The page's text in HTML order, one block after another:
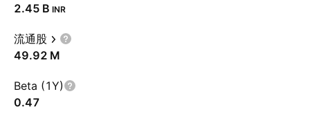
‪2.45 B‬ INR
流通股
‪49.92 M‬
Beta (1Y)
0.47